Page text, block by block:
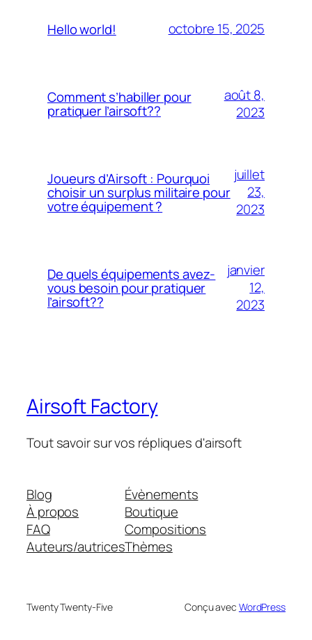
Hello world! octobre 15, 2025
Comment s’habiller pour
pratiquer l’airsoft??
août 8,
2023
Joueurs d’Airsoft : Pourquoi
choisir un surplus militaire pour
votre équipement ?
juillet
23,
2023
De quels équipements avez-
vous besoin pour pratiquer
l’airsoft??
janvier
12,
2023
Airsoft Factory
Tout savoir sur vos répliques d'airsoft
Blog
À propos
FAQ
Auteurs/autrices
Évènements
Boutique
Compositions
Thèmes
Twenty Twenty-Five Conçu avec WordPress